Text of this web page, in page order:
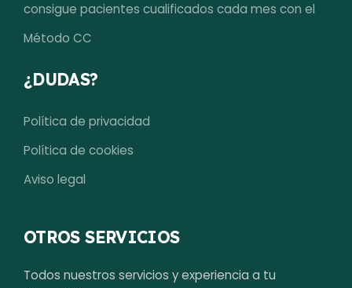
consigue pacientes cualificados cada mes con el
Método CC
¿DUDAS?
Política de privacidad
Política de cookies
Aviso legal
OTROS SERVICIOS
Todos nuestros servicios y experiencia a tu